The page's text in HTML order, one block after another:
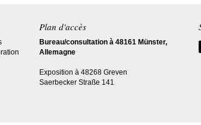
Plan d'accès
Bureau/consultation à 48161 Münster,
Allemagne
Exposition à 48268 Greven
Saerbecker Straße 141